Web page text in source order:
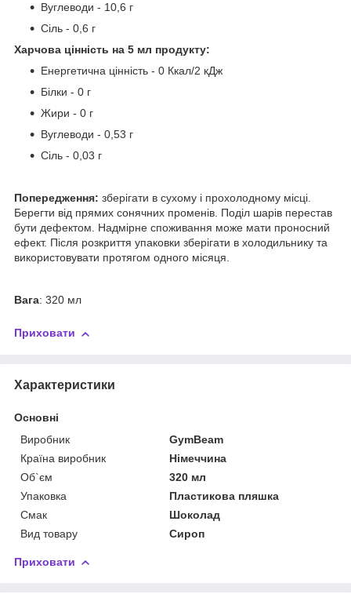
Вуглеводи - 10,6 г
Сіль - 0,6 г
Харчова цінність на 5 мл продукту:
Енергетична цінність - 0 Ккал/2 кДж
Білки - 0 г
Жири - 0 г
Вуглеводи - 0,53 г
Сіль - 0,03 г
Попередження: зберігати в сухому і прохолодному місці.
Берегти від прямих сонячних променів. Поділ шарів перестав
бути дефектом. Надмірне споживання може мати проносний
ефект. Після розкриття упаковки зберігати в холодильнику та
використовувати протягом одного місяця.
Вага: 320 мл
Приховати
Характеристики
Основні
Виробник
GymBeam
Країна виробник
Німеччина
Об`єм
320 мл
Упаковка
Пластикова пляшка
Смак
Шоколад
Вид товару
Сироп
Приховати